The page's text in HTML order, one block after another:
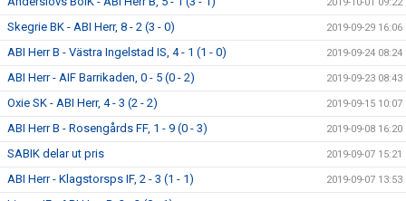
Skegrie BK - ABI Herr, 8 - 2 (3 - 0) 2019-09-29 16:06
ABI Herr B - Västra Ingelstad IS, 4 - 1 (1 - 0) 2019-09-24 08:24
ABI Herr - AIF Barrikaden, 0 - 5 (0 - 2) 2019-09-23 08:43
Oxie SK - ABI Herr, 4 - 3 (2 - 2) 2019-09-15 10:07
ABI Herr B - Rosengårds FF, 1 - 9 (0 - 3) 2019-09-08 16:20
SABIK delar ut pris 2019-09-07 15:21
ABI Herr - Klagstorsps IF, 2 - 3 (1 - 1) 2019-09-07 13:53